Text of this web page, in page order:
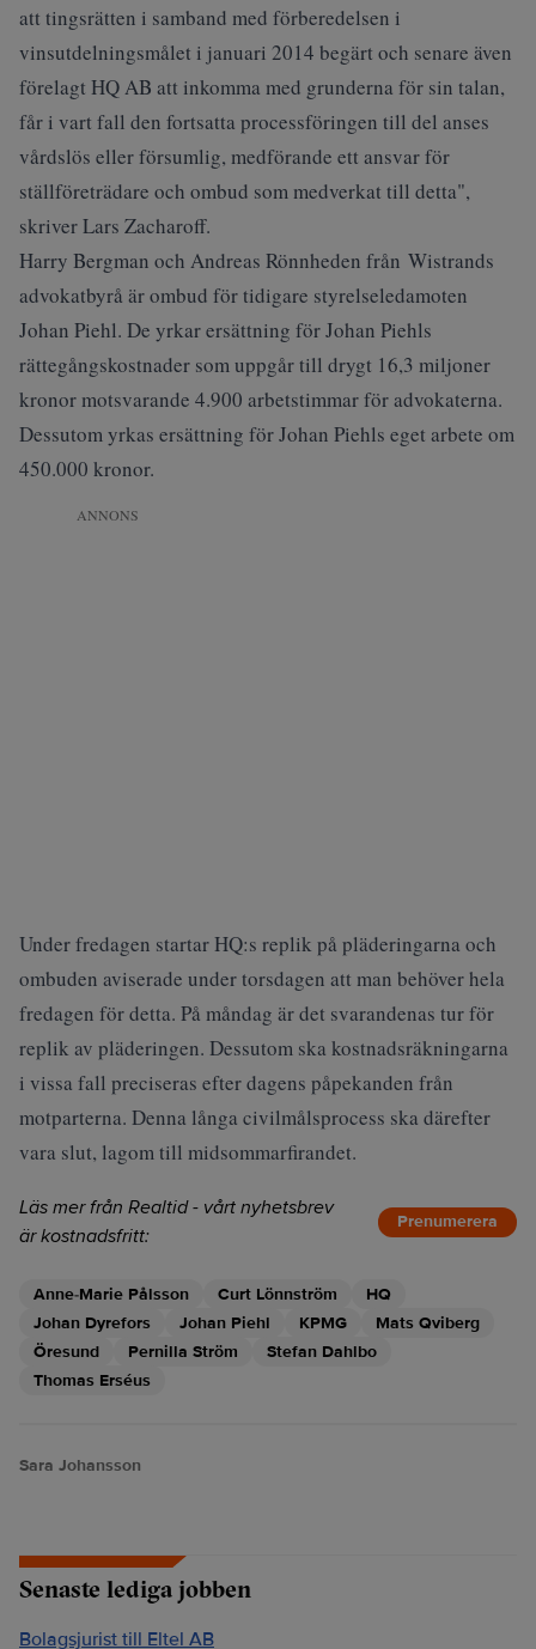
att tingsrätten i samband med förberedelsen i
vinsutdelningsmålet i januari 2014 begärt och senare även
förelagt HQ AB att inkomma med grunderna för sin talan,
får i vart fall den fortsatta processföringen till del anses
vårdslös eller försumlig, medförande ett ansvar för
ställföreträdare och ombud som medverkat till detta",
skriver Lars Zacharoff.
Harry Bergman och Andreas Rönnheden från Wistrands
advokatbyrå är ombud för tidigare styrelseledamoten
Johan Piehl. De yrkar ersättning för Johan Piehls
rättegångskostnader som uppgår till drygt 16,3 miljoner
kronor motsvarande 4.900 arbetstimmar för advokaterna.
Dessutom yrkas ersättning för Johan Piehls eget arbete om
450.000 kronor.
ANNONS
Under fredagen startar HQ:s replik på pläderingarna och
ombuden aviserade under torsdagen att man behöver hela
fredagen för detta. På måndag är det svarandenas tur för
replik av pläderingen. Dessutom ska kostnadsräkningarna
i vissa fall preciseras efter dagens påpekanden från
motparterna. Denna långa civilmålsprocess ska därefter
vara slut, lagom till midsommarfirandet.
Läs mer från Realtid - vårt nyhetsbrev
är kostnadsfritt:
Prenumerera
Anne-Marie Pålsson Curt Lönnström
HQ
Johan Dyrefors
Johan Piehl KPMG
Mats Qviberg
Öresund
Pernilla Ström
Stefan Dahlbo
Thomas Erséus
Sara Johansson
Senaste lediga jobben
Bolagsjurist till Eltel AB